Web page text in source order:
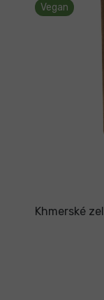
Vegan
Khmerské